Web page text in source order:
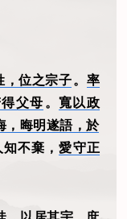
，位之宗子。 率
父母 。寬以政
，晦明遂語，於
知不棄，愛守正